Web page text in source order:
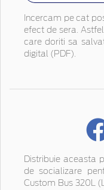
Incercam pe cat
efect de sera.
care doriti sa
digital (PDF).
Distribuie aceasta
de socializare
Custom Bus 320L